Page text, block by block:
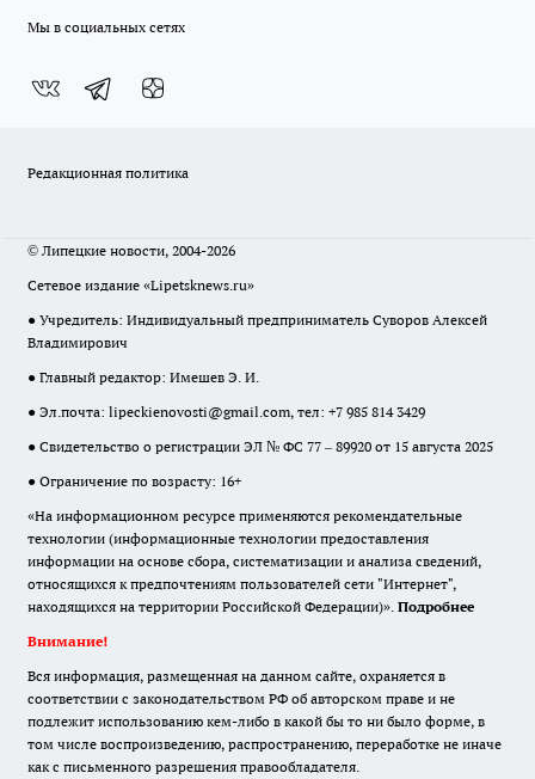
Мы в социальных сетях
Редакционная политика
© Липецкие новости, 2004-2026
Сетевое издание «Lipetsknews.ru»
● Учредитель: Индивидуальный предприниматель Суворов Алексей
Владимирович
● Главный редактор: Имешев Э. И.
● Эл.почта: lipeckienovosti@gmail.com, тел: +7 985 814 3429
● Свидетельство о регистрации ЭЛ № ФС 77 – 89920 от 15 августа 2025
● Ограничение по возрасту: 16+
«На информационном ресурсе применяются рекомендательные
технологии (информационные технологии предоставления
информации на основе сбора, систематизации и анализа сведений,
относящихся к предпочтениям пользователей сети "Интернет",
находящихся на территории Российской Федерации)». Подробнее
Внимание!
Вся информация, размещенная на данном сайте, охраняется в
соответствии с законодательством РФ об авторском праве и не
подлежит использованию кем-либо в какой бы то ни было форме, в
том числе воспроизведению, распространению, переработке не иначе
как с письменного разрешения правообладателя.